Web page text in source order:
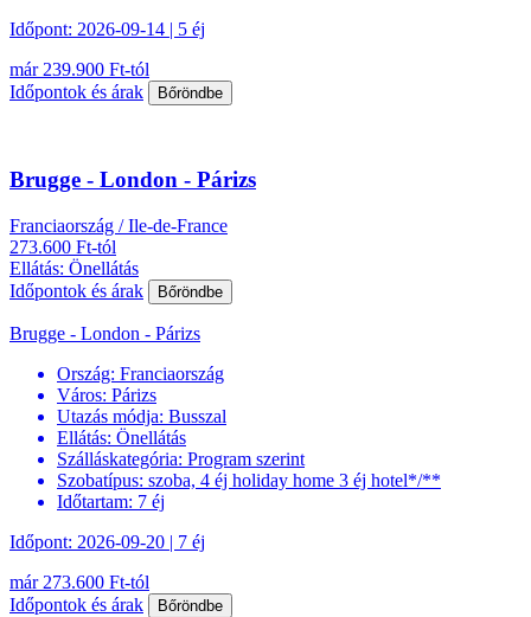
Időpont: 2026-09-14 | 5 éj
már 239.900 Ft-tól
Időpontok és árak
Bőröndbe
Brugge - London - Párizs
Franciaország / Ile-de-France
273.600 Ft-tól
Ellátás: Önellátás
Időpontok és árak
Bőröndbe
Brugge - London - Párizs
Ország: Franciaország
Város: Párizs
Utazás módja: Busszal
Ellátás: Önellátás
Szálláskategória: Program szerint
Szobatípus: szoba, 4 éj holiday home 3 éj hotel*/**
Időtartam: 7 éj
Időpont: 2026-09-20 | 7 éj
már 273.600 Ft-tól
Időpontok és árak
Bőröndbe